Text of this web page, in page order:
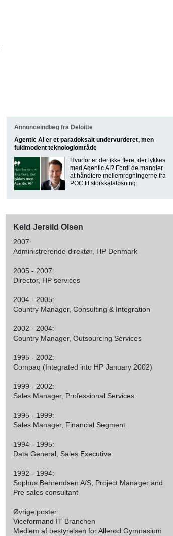
Annonceindlæg fra Deloitte
Agentic AI er et paradoksalt undervurderet, men
fuldmodent teknologiområde
Hvorfor er der ikke flere, der lykkes
med Agentic AI? Fordi de mangler
at håndtere mellemregningerne fra
POC til storskalaløsning.
Keld Jersild Olsen
2007:
Administrerende direktør, HP Denmark
2005 - 2007:
Director, HP services
2004 - 2005:
Country Manager, Consulting & Integration
2002 - 2004:
Country Manager, Outsourcing Services
1995 - 2002:
Compaq (Integrated into HP January 2002)
1999 - 2002:
Sales Manager, Professional Services
1995 - 1999:
Sales Manager, Financial Segment
1994 - 1995:
Data General, Sales Executive
1992 - 1994:
Sophus Behrendsen A/S, Project Manager and
Pre sales consultant
Øvrige poster:
Viceformand IT Branchen
Medlem af bestyrelsen for Allerød Gymnasium